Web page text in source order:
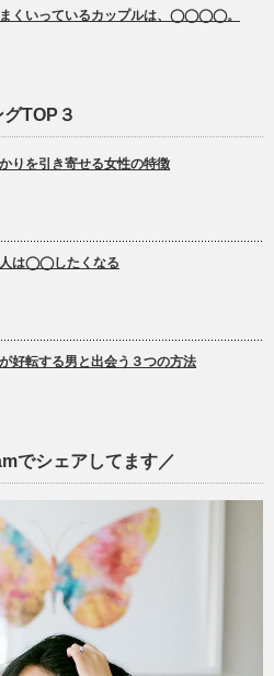
まくいっているカップルは、◯◯◯◯。
TOP３
りを引き寄せる女性の特徴
人は◯◯したくなる
好転する男と出会う３つの方法
でシェアしてます／